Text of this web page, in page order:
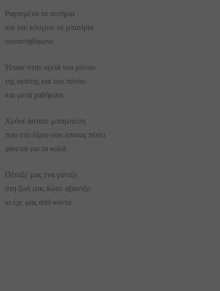
Ραγισμένα τα ποτήρια
και του κόσμου τα μπατίρια
συναντηθήκανε
Ήπιαν στην υγειά του μόνου
της αγάπης και του πόνου
και μετά χαθήκανε
Χρόνε άστατε μπαμπέση
που στο δίχτυ σου όποιος πέσει
χάνεται για τα καλά
Πέταξέ μας ένα γάντζο
στη ζωή μας δώσε αβάντζο
κι έχε μας από κοντά